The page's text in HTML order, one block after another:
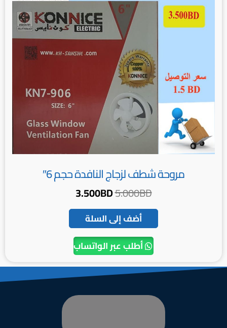
مروحة شطف لزجاج النافدة حجم 6″
5.000BD
3.500BD
أضف إلى السلة
أطلب عبر الواتساب